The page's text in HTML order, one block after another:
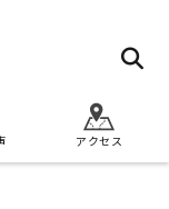
アクセス